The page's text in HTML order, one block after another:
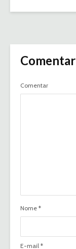
Comentar
Comentar
Nome *
E-mail *